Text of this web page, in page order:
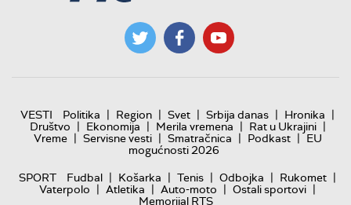
VESTI Politika | Region | Svet | Srbija danas | Hronika |
Društvo | Ekonomija | Merila vremena | Rat u Ukrajini |
Vreme | Servisne vesti | Smatračnica | Podkast | EU
mogućnosti 2026
SPORT
Fudbal | Košarka | Tenis | Odbojka | Rukomet |
Vaterpolo | Atletika | Auto-moto | Ostali sportovi |
Memorijal RTS